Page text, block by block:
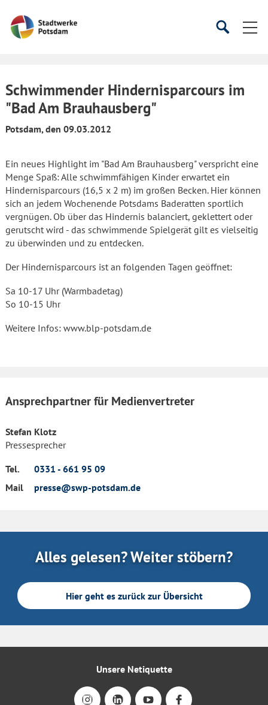
Startseite
SucheSuche
Schwimmender Hindernisparcours im
"Bad Am Brauhausberg"
Potsdam, den 09.03.2012
Ein neues Highlight im "Bad Am Brauhausberg" verspricht eine
Menge Spaß: Alle schwimmfähigen Kinder erwartet ein
Hindernisparcours (16,5 x 2 m) im großen Becken. Hier können
sich an jedem Wochenende Potsdams Baderatten sportlich
vergnügen. Ob über das Hindernis balanciert, geklettert oder
gerutscht wird - das schwimmende Spielgerät gilt es vielseitig
zu überwinden und zu entdecken.
Der Hindernisparcours ist an folgenden Tagen geöffnet:
Sa 10-17 Uhr (Warmbadetag)
So 10-15 Uhr
Weitere Infos: www.blp-potsdam.de
Ansprechpartner für Medienvertreter
Stefan Klotz
Pressesprecher
Tel.
0331 - 661 95 09
Mail
presse@swp-potsdam.de
Alles gelesen? Weiter stöbern?
Hier geht es zurück zur Übersicht
Unsere Netiquette